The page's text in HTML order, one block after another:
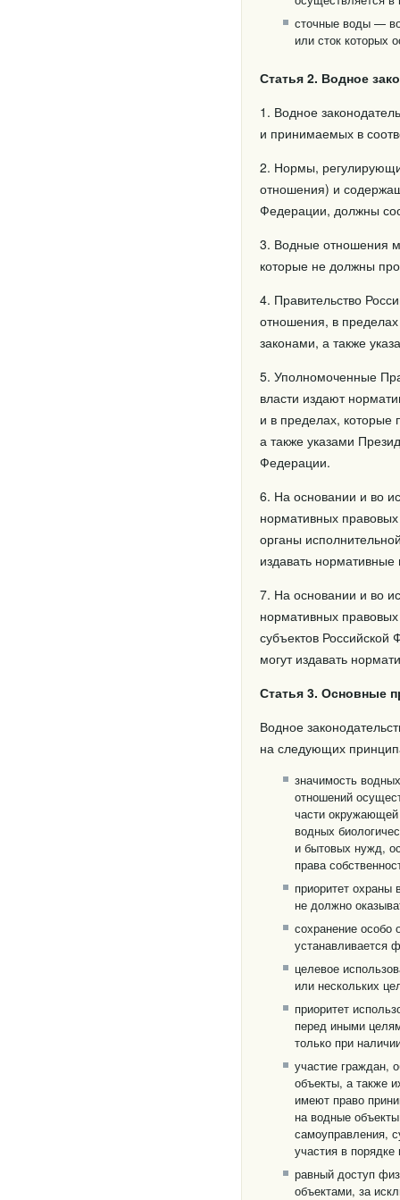
сточные воды —
или сток которых
Статья 2. Водное
1. Водное
и принимаемых в
2. Нормы,
отношения) и
Федерации, должны
3. Водные отношения
которые не должны
4. Правительство
отношения, в
законами, а также
5. Уполномоченные
власти издают
и в пределах,
а также указами
Федерации.
6. На основании и во
нормативных
органы
издавать
7. На основании и во
нормативных
субъектов
могут издавать
Статья 3. Основные
Водное
на следующих
значимость
отношений
части окружающей
водных
и бытовых нужд,
права
приоритет охраны
не должно
сохранение особо
устанавливается
целевое
или нескольких
приоритет
перед иными
только при
участие граждан,
объекты, а также
имеют право
на водные
самоуправления,
участия в
равный доступ
объектами, за